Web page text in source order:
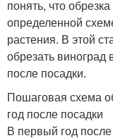
понять, что
определенной
растения. В этой
обрезать виноград
после посадки.
Пошаговая схема
год после посадки
В первый год